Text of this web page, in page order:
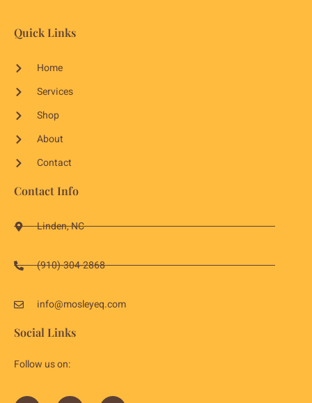
Quick Links
Home
Services
Shop
About
Contact
Contact Info
Linden, NC
(910)-304-2868
info@mosleyeq.com
Social Links
Follow us on: